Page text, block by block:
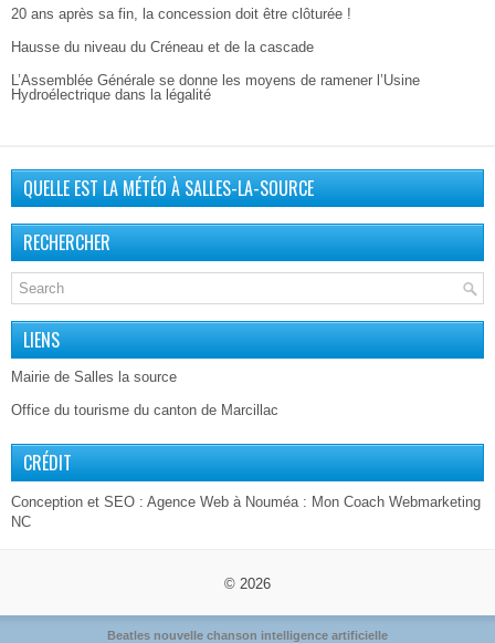
20 ans après sa fin, la concession doit être clôturée !
Hausse du niveau du Créneau et de la cascade
L’Assemblée Générale se donne les moyens de ramener l’Usine
Hydroélectrique dans la légalité
QUELLE EST LA MÉTÉO À SALLES-LA-SOURCE
RECHERCHER
LIENS
Mairie de Salles la source
Office du tourisme du canton de Marcillac
CRÉDIT
Conception et SEO : Agence Web à Nouméa : Mon Coach Webmarketing
NC
© 2026
Beatles nouvelle chanson intelligence artificielle